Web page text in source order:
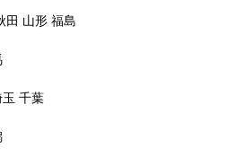
田 山形 福島
千葉